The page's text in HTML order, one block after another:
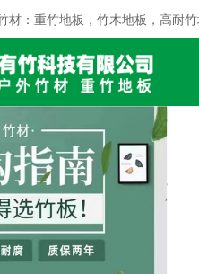
材：重竹地板，竹木地板，高耐